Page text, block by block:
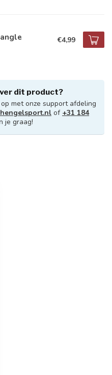
€4,99
dit product?
met onze support afdeling
of +31 184
je graag!